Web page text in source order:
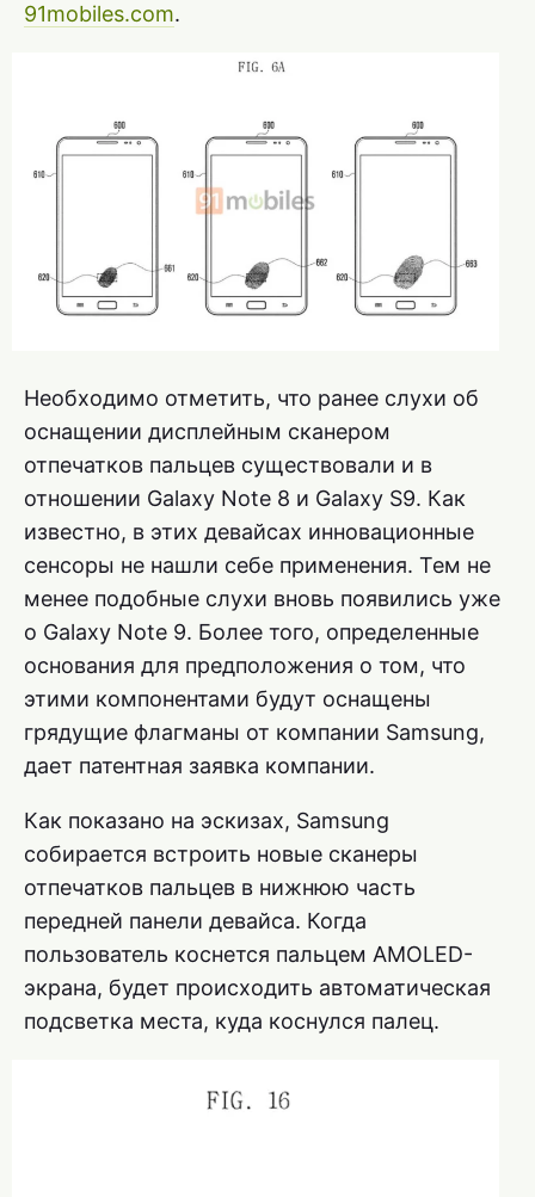
91mobiles.com.
Необходимо отметить, что ранее слухи об
оснащении дисплейным сканером
отпечатков пальцев существовали и в
отношении Galaxy Note 8 и Galaxy S9. Как
известно, в этих девайсах инновационные
сенсоры не нашли себе применения. Тем не
менее подобные слухи вновь появились уже
о Galaxy Note 9. Более того, определенные
основания для предположения о том, что
этими компонентами будут оснащены
грядущие флагманы от компании Samsung,
дает патентная заявка компании.
Как показано на эскизах, Samsung
собирается встроить новые сканеры
отпечатков пальцев в нижнюю часть
передней панели девайса. Когда
пользователь коснется пальцем AMOLED-
экрана, будет происходить автоматическая
подсветка места, куда коснулся палец.